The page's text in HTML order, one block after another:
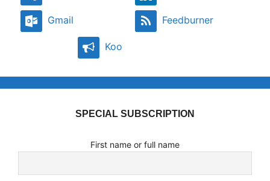
Gmail Feedburner
Koo
SPECIAL SUBSCRIPTION
First name or full name